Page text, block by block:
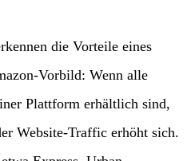
die Vorteile eines
Vorbild: Wenn alle
Plattform erhältlich sind,
Website-Traffic erhöht sich.